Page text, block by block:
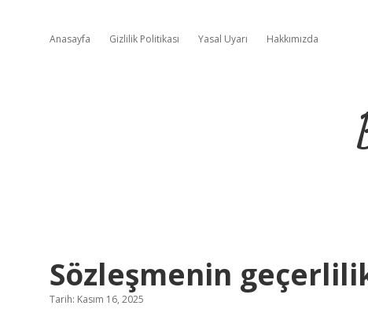
Anasayfa Gizlilik Politikası Yasal Uyarı Hakkımızda
Sözleşmenin
Tarih: Kasım 16, 2025